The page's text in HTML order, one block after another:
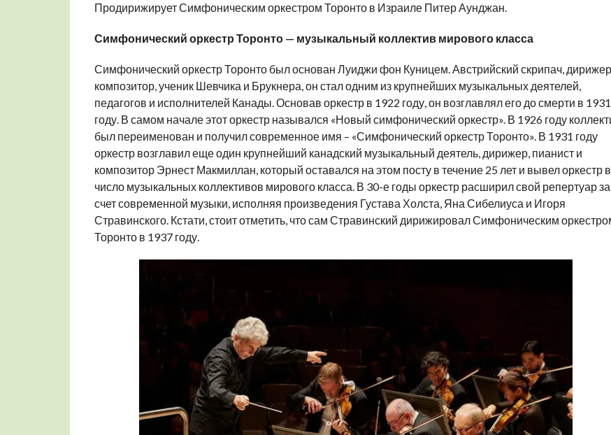
Продирижирует Симфоническим оркестром Торонто в Израиле Питер Аунджан.
Симфонический оркестр Торонто — музыкальный коллектив мирового класса
Симфонический оркестр Торонто был основан Луиджи фон Куницем. Австрийский скрипач,
композитор, ученик Шевчика и Брукнера, он стал одним из крупнейших музыкальных деятелей,
педагогов и исполнителей Канады. Основав оркестр в 1922 году, он возглавлял его до смерти в 1931
году. В самом начале этот оркестр назывался «Новый симфонический оркестр». В 1926 году
был переименован и получил современное имя – «Симфонический оркестр Торонто». В 1931 году
оркестр возглавил еще один крупнейший канадский музыкальный деятель, дирижер, пианист и
композитор Эрнест Макмиллан, который оставался на этом посту в течение 25 лет и вывел оркестр в
число музыкальных коллективов мирового класса. В 30-е годы оркестр расширил свой репертуар за
счет современной музыки, исполняя произведения Густава Холста, Яна Сибелиуса и Игоря
Стравинского. Кстати, стоит отметить, что сам Стравинский дирижировал Симфоническим
Торонто в 1937 году.